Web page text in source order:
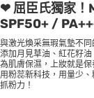
❤ 屈臣氏獨家！
SPF50+ /
與激光煥采無瑕氣墊不
添加月見草油、紅花籽
為肌膚保濕，上妝就是
用粉蕊新科技，用量少
抓粉力！